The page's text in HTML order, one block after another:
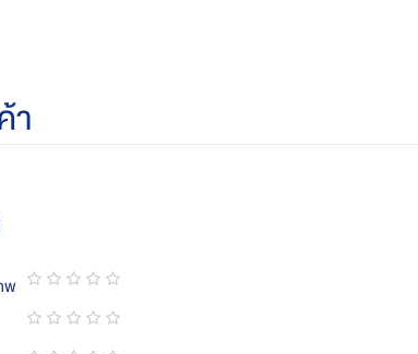
า
พ
1
star
2
stars
3
stars
4
stars
5
stars
12345